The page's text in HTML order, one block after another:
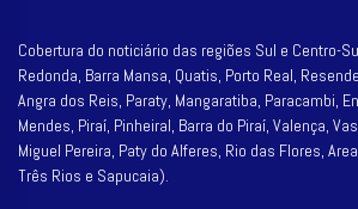
Cobertura do noticiário das regiões Sul e Centro-
Redonda, Barra Mansa, Quatis, Porto Real,
Angra dos Reis, Paraty, Mangaratiba, Paracambi,
Mendes, Piraí, Pinheiral, Barra do Piraí, Valença,
Miguel Pereira, Paty do Alferes, Rio das Flores,
Três Rios e Sapucaia).